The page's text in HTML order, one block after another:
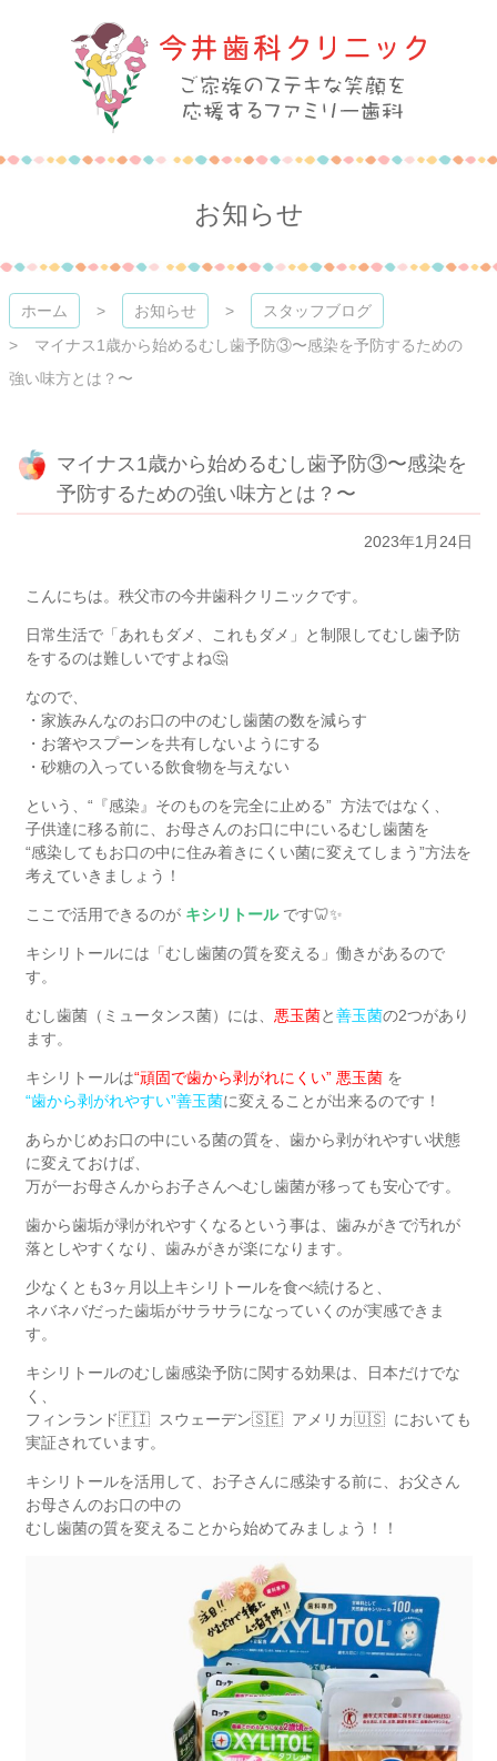
プ
今井歯科クリニック
お知らせ
ホーム お知らせ
スタッフブログ
マイナス1歳から始めるむし歯予防③〜感染を予防するための
強い味方とは？〜
マイナス1歳から始めるむし歯予防③〜感染を
予防するための強い味方とは？〜
2023年1月24日
こんにちは。秩父市の今井歯科クリニックです。
日常生活で「あれもダメ、これもダメ」と制限してむし歯予防
をするのは難しいですよね🤔
なので、
・家族みんなのお口の中のむし歯菌の数を減らす
・お箸やスプーンを共有しないようにする
・砂糖の入っている飲食物を与えない
という、“『感染』そのものを完全に止める” 方法ではなく、
子供達に移る前に、お母さんのお口に中にいるむし歯菌を
“感染してもお口の中に住み着きにくい菌に変えてしまう”方法を
考えていきましょう！
ここで活用できるのが キシリトール です🦷✨
キシリトールには「むし歯菌の質を変える」働きがあるので
す。
むし歯菌（ミュータンス菌）には、 悪玉菌と善玉菌の2つがあり
ます。
キシリトールは“頑固で歯から剥がれにくい” 悪玉菌を
“歯から剥がれやすい”善玉菌に変えることが出来るのです！
あらかじめお口の中にいる菌の質を、歯から剥がれやすい状態
に変えておけば、
万が一お母さんからお子さんへむし歯菌が移っても安心です。
歯から歯垢が剥がれやすくなるという事は、歯みがきで汚れが
落としやすくなり、 歯みがきが楽になります。
少なくとも3ヶ月以上キシリトールを食べ続けると、
ネバネバだった歯垢がサラサラになっていくのが実感できま
す。
キシリトールのむし歯感染予防に関する効果は、日本だけでな
く、
フィンランド🇫🇮 スウェーデン🇸🇪 アメリカ🇺🇸 においても
実証されています。
キシリトールを活用して、お子さんに感染する前に、お父さん
お母さんのお口の中の
むし歯菌の質を変えることから始めてみましょう！！